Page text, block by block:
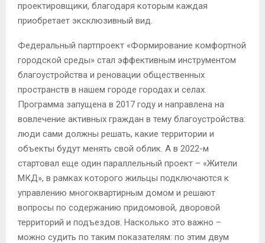
проектировщики, благодаря которым каждая
приобретает эксклюзивный вид.
Федеральный партпроект «Формирование комфортной
городской среды» стал эффективным инструментом
благоустройства и реновации общественных
пространств в нашем городе городах и селах.
Программа запущена в 2017 году и направлена на
вовлечение активных граждан в тему благоустройства:
люди сами должны решать, какие территории и
объекты будут менять свой облик. А в 2022-м
стартовал еще один параллельный проект – «Жители
МКД», в рамках которого жильцы подключаются к
управлению многоквартирным домом и решают
вопросы по содержанию придомовой, дворовой
территорий и подъездов. Насколько это важно –
можно судить по таким показателям: по этим двум